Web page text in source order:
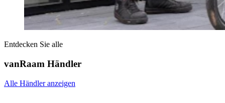
Entdecken Sie alle
vanRaam Händler
Alle Händler anzeigen